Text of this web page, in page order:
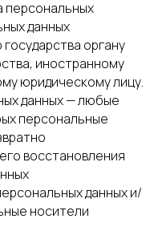
персональных
данных
органу
иностранному
юридическому лицу.
данных — любые
персональные
восстановления
данных и/
носители